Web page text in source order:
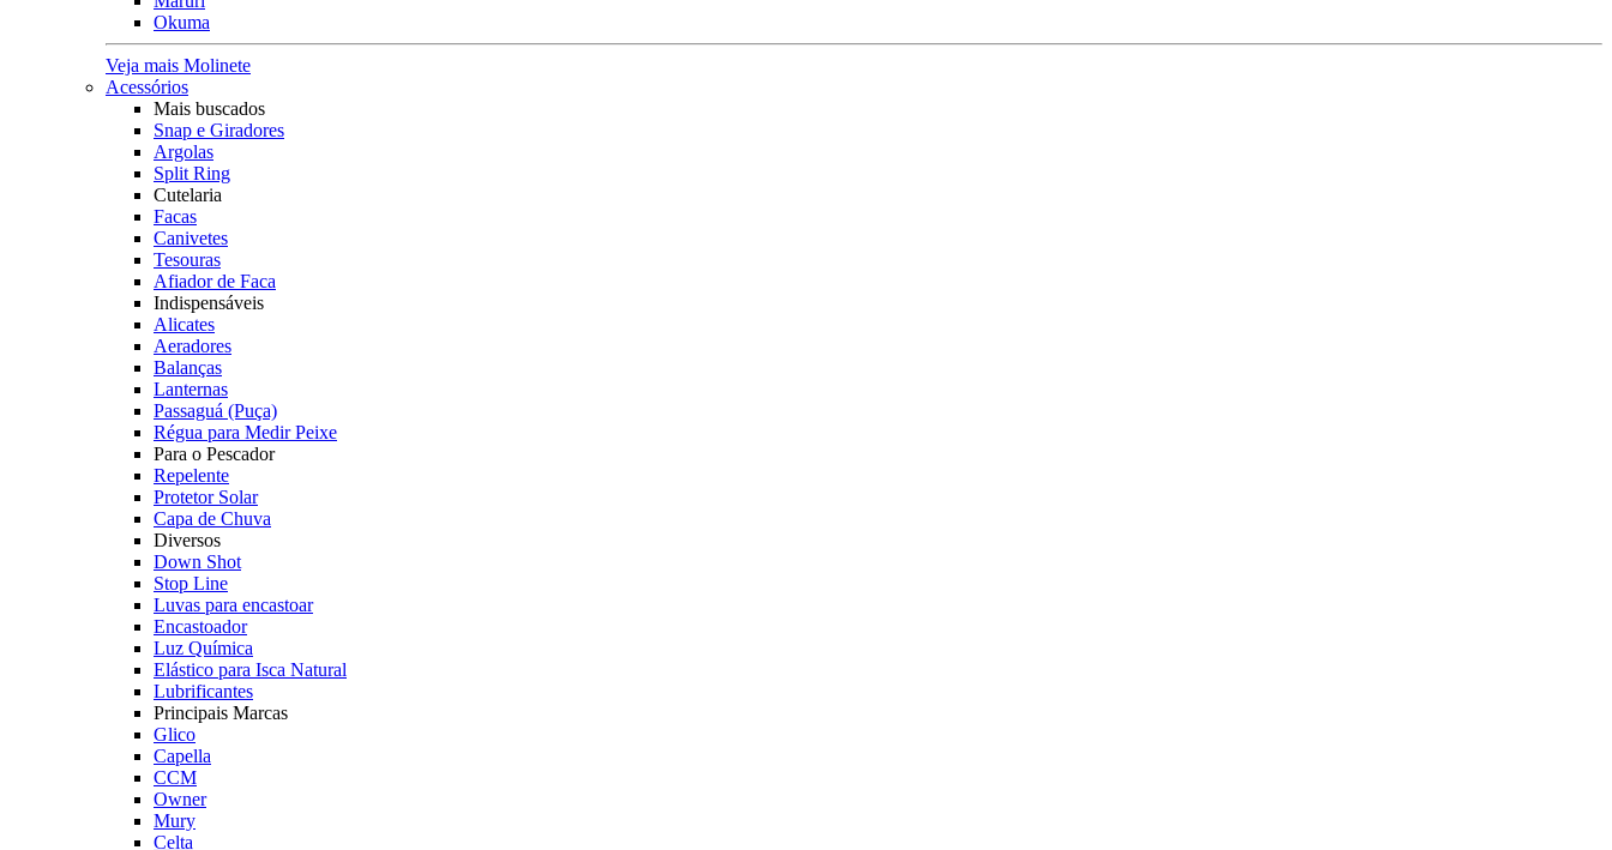
Okuma
Veja mais Molinete
Acessórios
Mais buscados
Snap e Giradores
Argolas
Split Ring
Cutelaria
Facas
Canivetes
Tesouras
Afiador de Faca
Indispensáveis
Alicates
Aeradores
Balanças
Lanternas
Passaguá (Puça)
Régua para Medir Peixe
Para o Pescador
Repelente
Protetor Solar
Capa de Chuva
Diversos
Down Shot
Stop Line
Luvas para encastoar
Encastoador
Luz Química
Elástico para Isca Natural
Lubrificantes
Principais Marcas
Glico
Capella
CCM
Owner
Mury
Celta